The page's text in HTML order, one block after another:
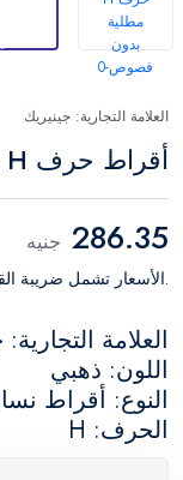
العلامة التجارية: جينيريك
أقراط حرف H مطلية بدون فصوص
286.35 جنيه
.الأسعار تشمل ضريبة
العلامة
اللون: ذهبي
النوع: أقراط
الحرف: H